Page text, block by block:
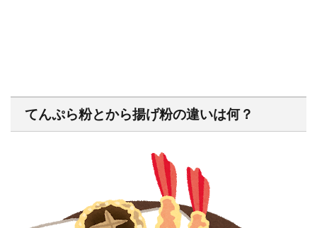
てんぷら粉とから揚げ粉の違いは何？